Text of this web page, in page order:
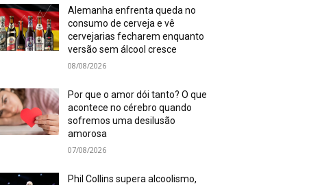
Alemanha enfrenta queda no
consumo de cerveja e vê
cervejarias fecharem enquanto
versão sem álcool cresce
08/08/2026
Por que o amor dói tanto? O que
acontece no cérebro quando
sofremos uma desilusão
amorosa
07/08/2026
Phil Collins supera alcoolismo,